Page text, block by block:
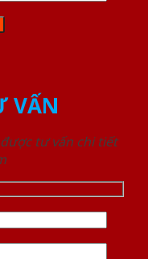
VẤN
tư vấn chi tiết